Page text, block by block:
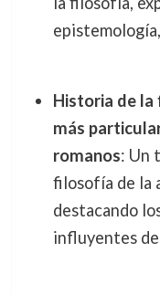
Historia de
más
romanos: Un
filosofía de la
destacando
influyentes de